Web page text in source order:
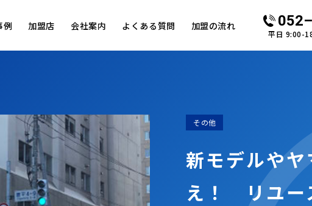
例 加盟店 会社案内 よくある質問 加盟の流れ
平日 9:00-
その他
新モデルや
え！ リユー